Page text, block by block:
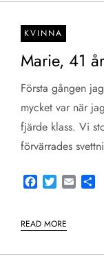
KVINNA
Marie, 41
Första gången
mycket var när
fjärde klass. Vi
förvärrades
Facebook
TwitterEmail
READ MORE